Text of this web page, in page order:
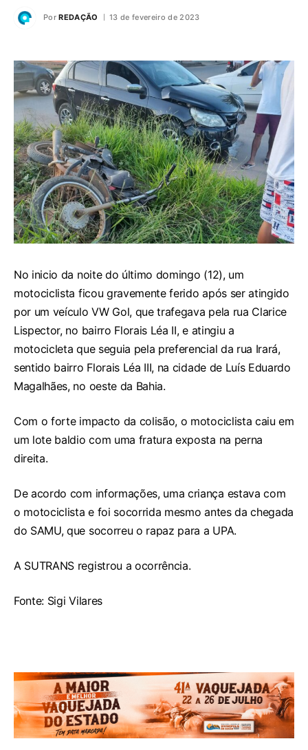
Por REDAÇÃO 13 de fevereiro de 2023
No inicio da noite do último domingo (12), um
motociclista ficou gravemente ferido após ser atingido
por um veículo VW Gol, que trafegava pela rua Clarice
Lispector, no bairro Florais Léa II, e atingiu a
motocicleta que seguia pela preferencial da rua Irará,
sentido bairro Florais Léa III, na cidade de Luís Eduardo
Magalhães, no oeste da Bahia.
Com o forte impacto da colisão, o motociclista caiu em
um lote baldio com uma fratura exposta na perna
direita.
De acordo com informações, uma criança estava com
o motociclista e foi socorrida mesmo antes da chegada
do SAMU, que socorreu o rapaz para a UPA.
A SUTRANS registrou a ocorrência.
Fonte: Sigi Vilares